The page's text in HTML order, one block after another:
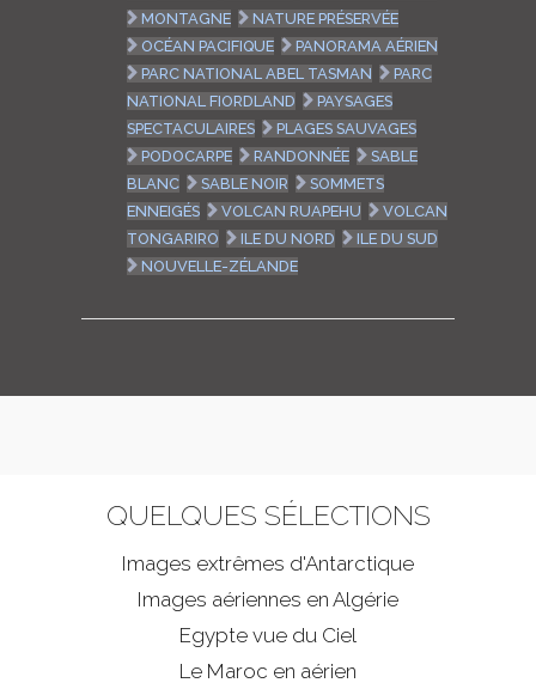
MONTAGNE
NATURE PRÉSERVÉE
OCÉAN PACIFIQUE
PANORAMA AÉRIEN
PARC NATIONAL ABEL TASMAN
PARC
NATIONAL FIORDLAND
PAYSAGES
SPECTACULAIRES
PLAGES SAUVAGES
PODOCARPE
RANDONNÉE
SABLE
BLANC
SABLE NOIR
SOMMETS
ENNEIGÉS
VOLCAN RUAPEHU
VOLCAN
TONGARIRO
ILE DU NORD
ILE DU SUD
NOUVELLE-ZÉLANDE
QUELQUES SÉLECTIONS
Images extrêmes d'Antarctique
Images aériennes en Algérie
Egypte vue du Ciel
Le Maroc en aérien